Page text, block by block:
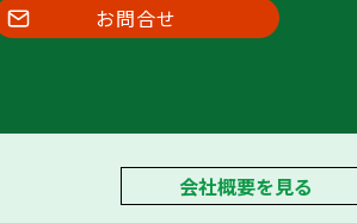
お問合せ
会社概要を見る